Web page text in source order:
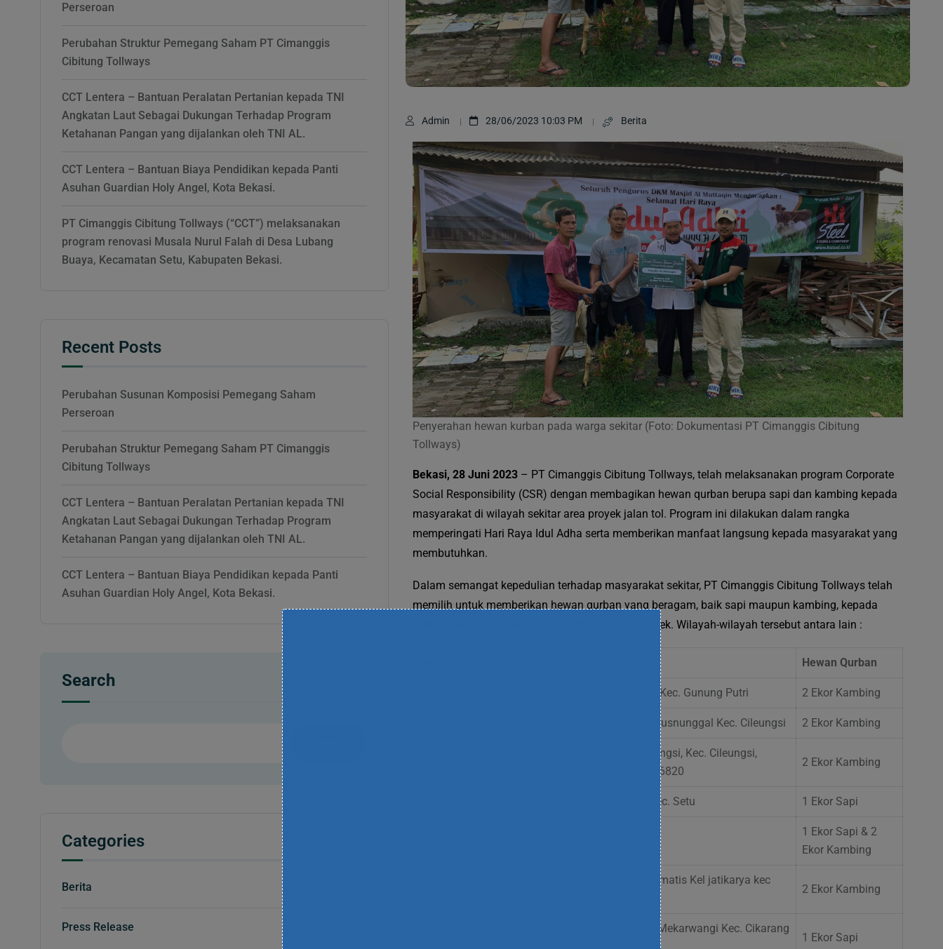
Admin 28/06/2023 10:03 PM Berita
Penyerahan hewan kurban pada warga sekitar (Foto: Dokumentasi PT Cimanggis Cibitung
Tollways)
Bekasi, 28 Juni 2023– PT Cimanggis Cibitung Tollways, telah melaksanakan program Corporate
Social Responsibility (CSR) dengan membagikan hewan qurban berupa sapi dan kambing kepada
masyarakat di wilayah sekitar area proyek jalan tol. Program ini dilakukan dalam rangka
memperingati Hari Raya Idul Adha serta memberikan manfaat langsung kepada masyarakat yang
membutuhkan.
Dalam semangat kepedulian terhadap masyarakat sekitar, PT Cimanggis Cibitung Tollways telah
memilih untuk memberikan hewan qurban yang beragam, baik sapi maupun kambing, kepada
wilayah-wilayah terdekat area pembangunan proyek. Wilayah-wilayah tersebut antara lain :
Hewan Qurban
Kp. Cohak RT 02/06 Ds Nagrak Kec. Gunung Putri 2 Ekor Kambing
Kp. Cikerewes RT 04/02 Ds. Limusnunggal Kec. Cileungsi 2 Ekor Kambing
Jl. Alternatif Cibubur No.6, Cileungsi, Kec. Cileungsi,
Kabupaten Bogor, Jawa Barat 16820
2 Ekor Kambing
Kp. Cinyosog Ds Burangkeng Kec. Setu 1 Ekor Sapi
1 Ekor Sapi & 2
Ekor Kambing
Jl swadaya 1 RT 001 RW 007 cimatis Kel jatikarya kec
2 Ekor Kambing
Kp. Rawa Jukang RT02/03 Ds Mekarwangi Kec. Cikarang
1 Ekor Sapi
Perseroan
Perubahan Struktur Pemegang Saham PT Cimanggis
Cibitung Tollways
CCT Lentera – Bantuan Peralatan Pertanian kepada TNI
Angkatan Laut Sebagai Dukungan Terhadap Program
Ketahanan Pangan yang dijalankan oleh TNI AL.
CCT Lentera – Bantuan Biaya Pendidikan kepada Panti
Asuhan Guardian Holy Angel, Kota Bekasi.
PT Cimanggis Cibitung Tollways (“CCT”) melaksanakan
program renovasi Musala Nurul Falah di Desa Lubang
Buaya, Kecamatan Setu, Kabupaten Bekasi.
Recent Posts
Perubahan Susunan Komposisi Pemegang Saham
Perseroan
Perubahan Struktur Pemegang Saham PT Cimanggis
Cibitung Tollways
CCT Lentera – Bantuan Peralatan Pertanian kepada TNI
Angkatan Laut Sebagai Dukungan Terhadap Program
Ketahanan Pangan yang dijalankan oleh TNI AL.
CCT Lentera – Bantuan Biaya Pendidikan kepada Panti
Asuhan Guardian Holy Angel, Kota Bekasi.
Search
Categories
Berita
Press Release